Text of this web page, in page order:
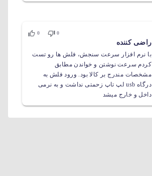
0
0
راضی کننده
با نرم افزار سرعت سنجش، فلش ها رو تست
کردم سرعت نوشتن و خواندن مطابق
مشخصات مندرج بر کالا بود. ورود فلش به
درگاه usb لپ تاپ زحمتی نداشت و به نرمی
داخل و خارج میشد